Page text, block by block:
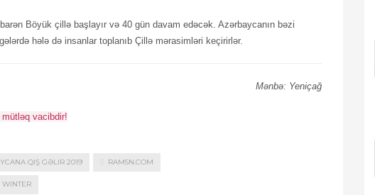
Böyük çillə başlayır və 40 gün davam edəcək. Azərbaycanın bəzi
hələ də insanlar toplanıb Çillə mərasimləri keçirirlər.
Mənbə: Yeniçağ
vacibdir!
QIŞ GƏLIR 2019 RAM5N.COM
WINTER